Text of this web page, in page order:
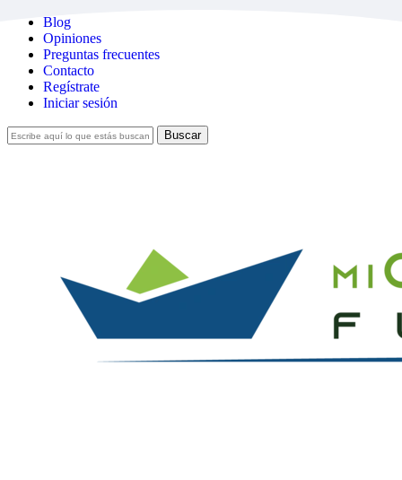
Skip
main
content
Blog
Opiniones
Preguntas frecuentes
Contacto
Regístrate
Iniciar sesión
Buscar